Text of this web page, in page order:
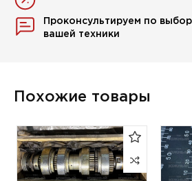
Проконсультируем по
вашей техники
Похожие товары